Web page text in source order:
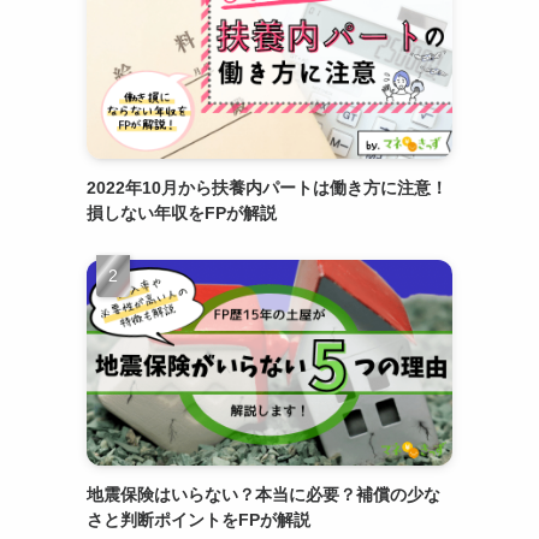
2022年10月から扶養内パートは働き方に注意！
損しない年収をFPが解説
地震保険はいらない？本当に必要？補償の少な
さと判断ポイントをFPが解説